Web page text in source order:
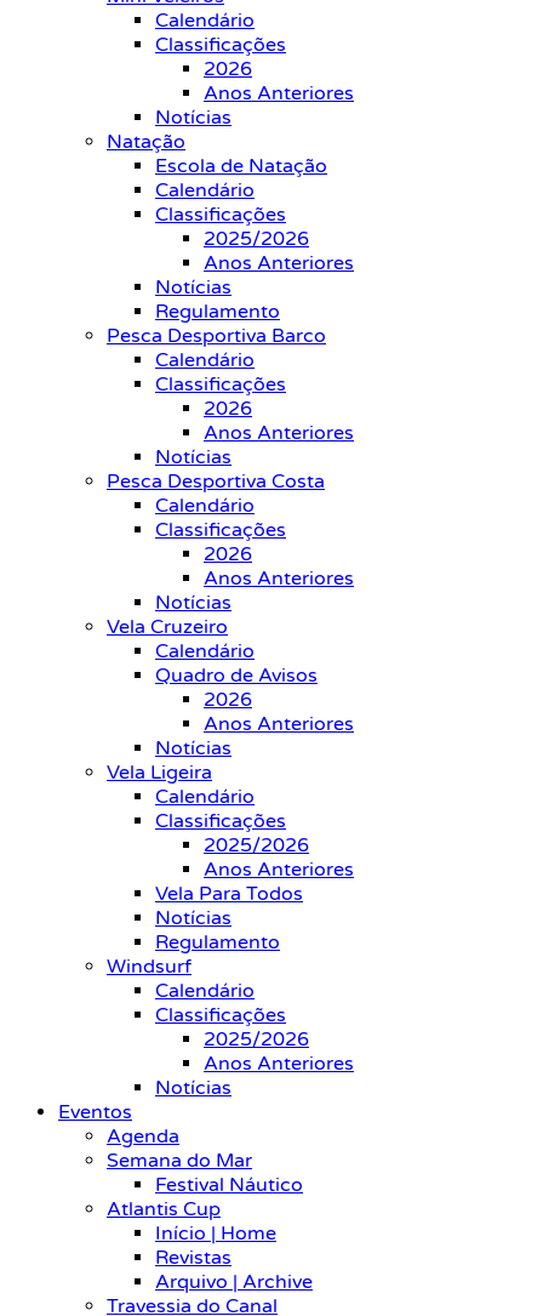
Calendário
Classificações
2026
Anos Anteriores
Notícias
Natação
Escola de Natação
Calendário
Classificações
2025/2026
Anos Anteriores
Notícias
Regulamento
Pesca Desportiva Barco
Calendário
Classificações
2026
Anos Anteriores
Notícias
Pesca Desportiva Costa
Calendário
Classificações
2026
Anos Anteriores
Notícias
Vela Cruzeiro
Calendário
Quadro de Avisos
2026
Anos Anteriores
Notícias
Vela Ligeira
Calendário
Classificações
2025/2026
Anos Anteriores
Vela Para Todos
Notícias
Regulamento
Windsurf
Calendário
Classificações
2025/2026
Anos Anteriores
Notícias
Eventos
Agenda
Semana do Mar
Festival Náutico
Atlantis Cup
Início | Home
Revistas
Arquivo | Archive
Travessia do Canal